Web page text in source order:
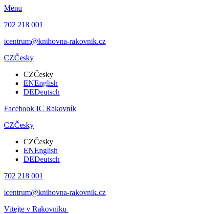
Menu
702 218 001
icentrum@knihovna-rakovnik.cz
CZČesky
CZČesky
ENEnglish
DEDeutsch
Facebook IC Rakovník
CZČesky
CZČesky
ENEnglish
DEDeutsch
702 218 001
icentrum@knihovna-rakovnik.cz
Vítejte v Rakovníku